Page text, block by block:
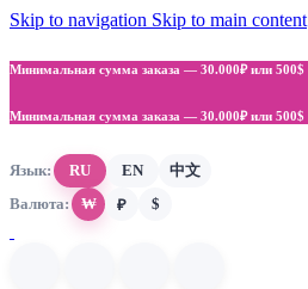
Skip to navigation Skip to main content
Минимальная сумма заказа — 30.000₽ или 500$
Минимальная сумма заказа — 30.000₽ или 500$
Язык: RU EN
中文
Валюта:
₩ ₽ $